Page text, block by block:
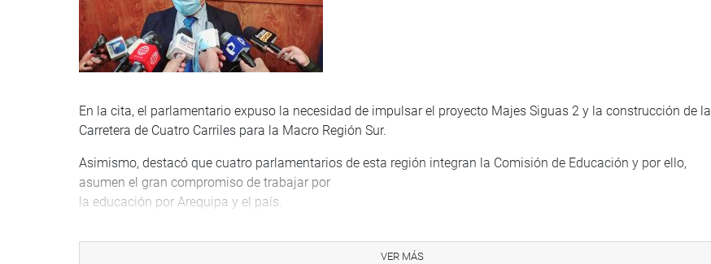
En la cita, el parlamentario expuso la necesidad de impulsar el proyecto Majes Siguas 2 y la construcción de la
Carretera de Cuatro Carriles para la Macro Región Sur.
Asimismo, destacó que cuatro parlamentarios de esta región integran la Comisión de Educación y por ello,
asumen el gran compromiso de trabajar por
la educación por Arequipa y el país.
Por su parte, el congresista Javier Padilla se reunió con las autoridades políticas del distrito de Végueta y
VER MÁS